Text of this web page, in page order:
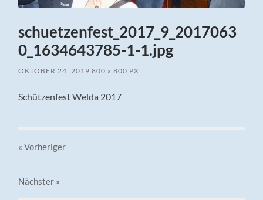
schuetzenfest_2017_9_2017063
0_1634643785-1-1.jpg
OKTOBER 24, 2019 800x 800 PX
Schützenfest Welda 2017
« Vorheriger
Nächster »